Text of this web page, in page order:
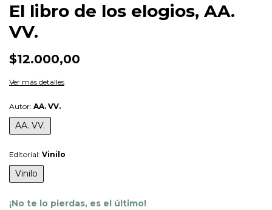
El libro de los elogios, AA.
VV.
$12.000,00
Ver más detalles
Autor: AA. VV.
AA. VV.
Editorial: Vinilo
Vinilo
¡No te lo pierdas, es el último!